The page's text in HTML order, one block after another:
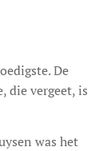
De
die vergeet, is
was het